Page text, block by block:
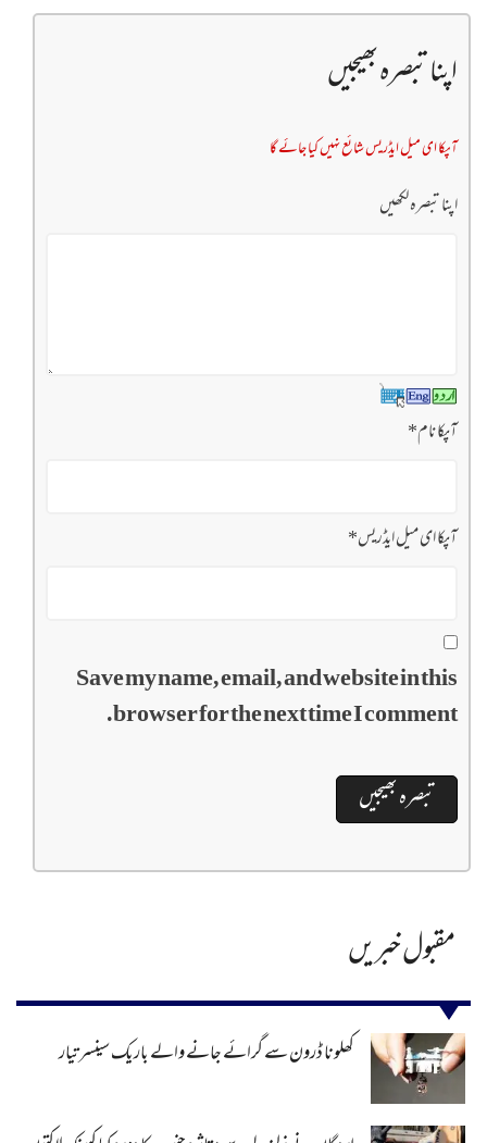
اپنا تبصرہ بھیجیں
آپکا ای میل ایڈریس شائع نہیں کیا جائے گا
اپنا تبصرہ لکھیں
آپکا نام*
آپکا ای میل ایڈریس*
Save my name, email, and website in this
browser for the next time I comment.
مقبول خبریں
کھلونا ڈرون سے گرائے جانے والے باریک سینسر تیار